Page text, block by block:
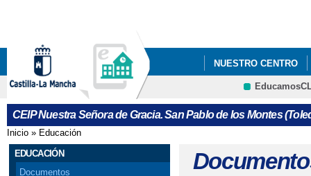
NUESTRO CENTRO
PLATAFORMA
CRFP
CEIP Nuestra Señora de Gracia. San Pablo de los Montes
Se encuentra usted aquí
Inicio » Educación
EDUCACIÓN
Documentos